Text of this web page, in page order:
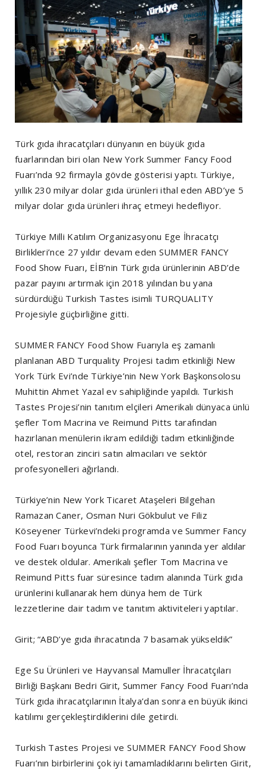
Türk gıda ihracatçıları dünyanın en büyük gıda
fuarlarından biri olan New York Summer Fancy Food
Fuarı’nda 92 firmayla gövde gösterisi yaptı. Türkiye,
yıllık 230 milyar dolar gıda ürünleri ithal eden ABD’ye 5
milyar dolar gıda ürünleri ihraç etmeyi hedefliyor.
Türkiye Milli Katılım Organizasyonu Ege İhracatçı
Birlikleri’nce 27 yıldır devam eden SUMMER FANCY
Food Show Fuarı, EİB’nin Türk gıda ürünlerinin ABD’de
pazar payını artırmak için 2018 yılından bu yana
sürdürdüğü Turkish Tastes isimli TURQUALITY
Projesiyle güçbirliğine gitti.
SUMMER FANCY Food Show Fuarıyla eş zamanlı
planlanan ABD Turquality Projesi tadım etkinliği New
York Türk Evi’nde Türkiye’nin New York Başkonsolosu
Muhittin Ahmet Yazal ev sahipliğinde yapıldı. Turkish
Tastes Projesi’nin tanıtım elçileri Amerikalı dünyaca ünlü
şefler Tom Macrina ve Reimund Pitts tarafından
hazırlanan menülerin ikram edildiği tadım etkinliğinde
otel, restoran zinciri satın almacıları ve sektör
profesyonelleri ağırlandı.
Türkiye’nin New York Ticaret Ataşeleri Bilgehan
Ramazan Caner, Osman Nuri Gökbulut ve Filiz
Köseyener Türkevi’ndeki programda ve Summer Fancy
Food Fuarı boyunca Türk firmalarının yanında yer aldılar
ve destek oldular. Amerikalı şefler Tom Macrina ve
Reimund Pitts fuar süresince tadım alanında Türk gıda
ürünlerini kullanarak hem dünya hem de Türk
lezzetlerine dair tadım ve tanıtım aktiviteleri yaptılar.
Girit; “ABD’ye gıda ihracatında 7 basamak yükseldik”
Ege Su Ürünleri ve Hayvansal Mamuller İhracatçıları
Birliği Başkanı Bedri Girit, Summer Fancy Food Fuarı’nda
Türk gıda ihracatçılarının İtalya’dan sonra en büyük ikinci
katılımı gerçekleştirdiklerini dile getirdi.
Turkish Tastes Projesi ve SUMMER FANCY Food Show
Fuarı’nın birbirlerini çok iyi tamamladıklarını belirten Girit,